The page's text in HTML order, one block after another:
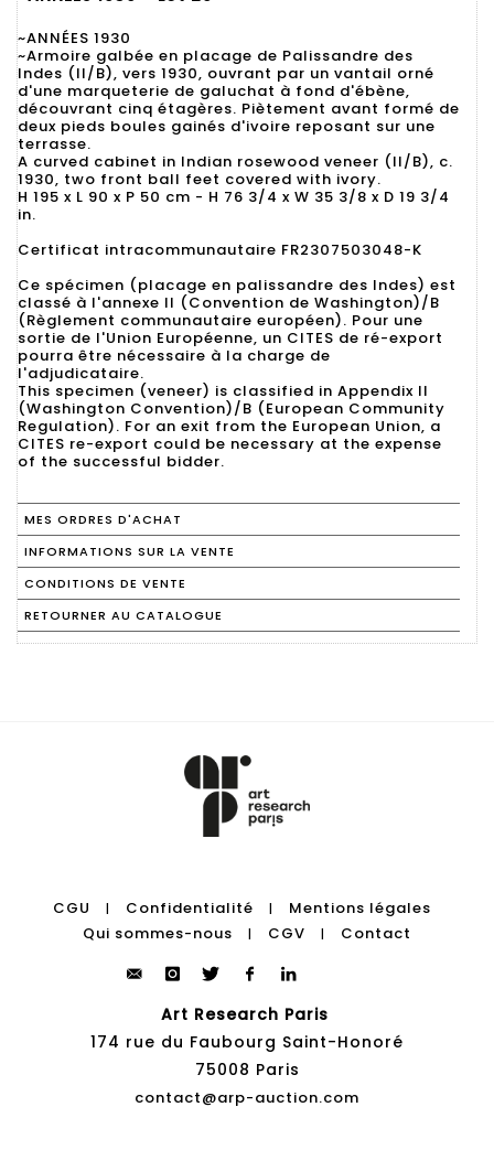
~ANNÉES 1930
~Armoire galbée en placage de Palissandre des
Indes (II/B), vers 1930, ouvrant par un vantail orné
d'une marqueterie de galuchat à fond d'ébène,
découvrant cinq étagères. Piètement avant formé de
deux pieds boules gainés d'ivoire reposant sur une
terrasse.
A curved cabinet in Indian rosewood veneer (II/B), c.
1930, two front ball feet covered with ivory.
H 195 x L 90 x P 50 cm - H 76 3/4 x W 35 3/8 x D 19 3/4
in.
Certificat intracommunautaire FR2307503048-K
Ce spécimen (placage en palissandre des Indes) est
classé à l'annexe II (Convention de Washington)/B
(Règlement communautaire européen). Pour une
sortie de l'Union Européenne, un CITES de ré-export
pourra être nécessaire à la charge de
l'adjudicataire.
This specimen (veneer) is classified in Appendix II
(Washington Convention)/B (European Community
Regulation). For an exit from the European Union, a
CITES re-export could be necessary at the expense
of the successful bidder.
MES ORDRES D'ACHAT
INFORMATIONS SUR LA VENTE
CONDITIONS DE VENTE
RETOURNER AU CATALOGUE
CGU | Confidentialité |
Mentions légales
Qui sommes-nous
| CGV | Contact
Art Research Paris
174 rue du Faubourg Saint-Honoré
75008 Paris
contact@arp-auction.com